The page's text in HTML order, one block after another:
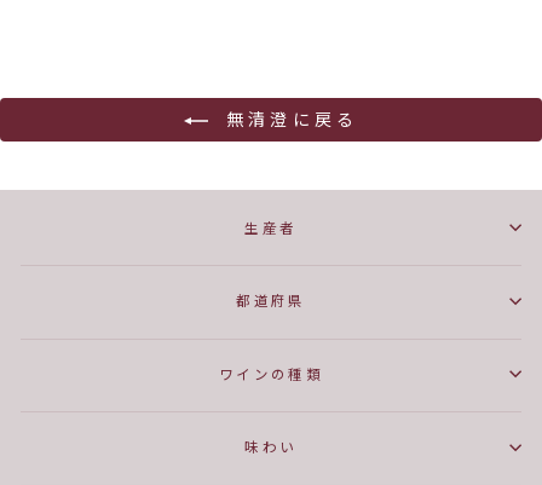
無清澄に戻る
生産者
都道府県
ワインの種類
味わい